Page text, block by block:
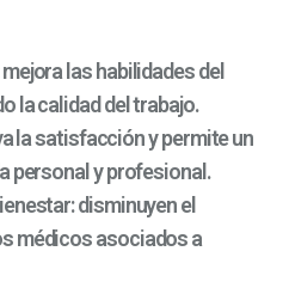
las habilidades del
la calidad del trabajo.
la satisfacción y permite un
personal y profesional.
disminuyen el
médicos asociados a